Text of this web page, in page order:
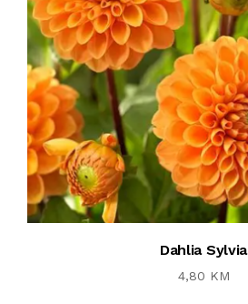
Dahlia Sylvia
4,80 KM